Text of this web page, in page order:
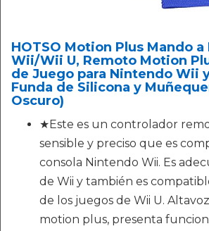
HOTSO Motion Plus Mando
Wii/Wii U, Remoto Motion
de Juego para Nintendo Wii
Funda de Silicona y
Oscuro)
★Este es un controlador
sensible y preciso que es
consola Nintendo Wii. Es
de Wii y también es
de los juegos de Wii U.
motion plus, presenta